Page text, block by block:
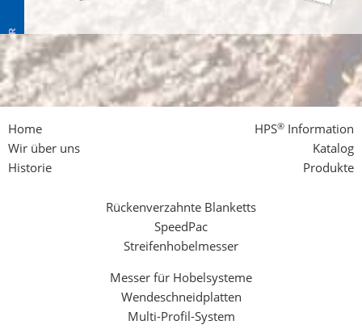
Home
Wir über uns
Historie
HPS® Information
Katalog
Produkte
Rückenverzahnte Blanketts
SpeedPac
Streifenhobelmesser
Messer für Hobelsysteme
Wendeschneidplatten
Multi-Profil-System